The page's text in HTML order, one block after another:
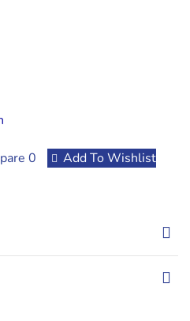
0 Add To Wishlist